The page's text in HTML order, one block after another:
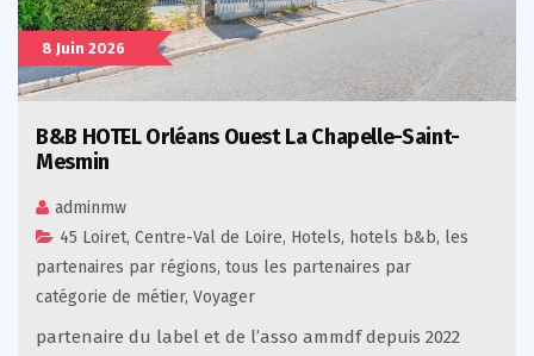
8 Juin 2026
B&B HOTEL Orléans Ouest La Chapelle-Saint-
Mesmin
adminmw
45 Loiret, Centre-Val de Loire, Hotels, hotels b&b, les
partenaires par régions, tous les partenaires par
catégorie de métier, Voyager
partenaire du label et de l’asso ammdf depuis 2022